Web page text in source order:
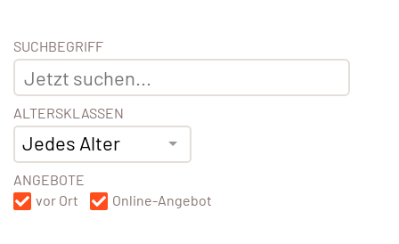
SUCHBEGRIFF
ALTERSKLASSEN
Jedes Alter
ANGEBOTE
vor Ort
Online-Angebot